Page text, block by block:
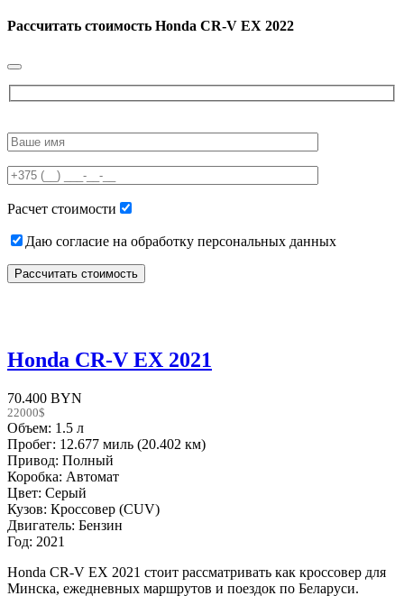
Рассчитать стоимость Honda CR-V EX 2022
leave
field
empty.
Расчет стоимости
Даю согласие на обработку персональных данных
Honda CR-V EX 2021
70.400 BYN
22000$
Объем: 1.5 л
Пробег: 12.677 миль (20.402 км)
Привод: Полный
Коробка: Автомат
Цвет: Серый
Кузов: Кроссовер (CUV)
Двигатель: Бензин
Год: 2021
Honda CR-V EX 2021 стоит рассматривать как кроссовер для
Минска, ежедневных маршрутов и поездок по Беларуси.